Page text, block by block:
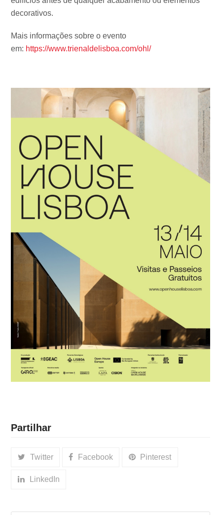
decorativos.
Mais informações sobre o evento
em: https://www.trienaldelisboa.com/ohl/
Partilhar
Twitter Facebook Pinterest
LinkedIn